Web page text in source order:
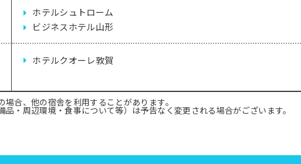
ホテルシュトローム
ビジネスホテル山形
ホテルクオーレ敦賀
合、他の宿舎を利用することがあります。
・周辺環境・食事について等）は予告なく変更される場合がございます。